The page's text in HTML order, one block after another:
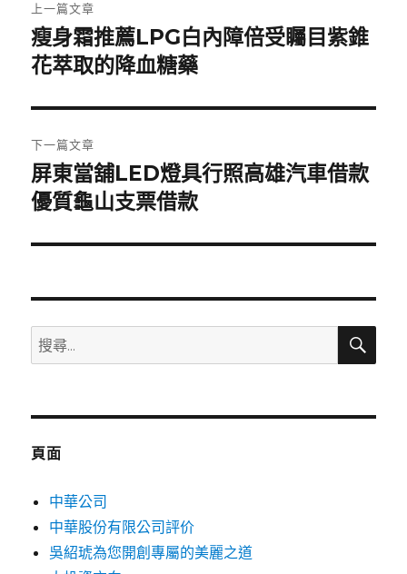
章
導
覽
上一篇文章
上
一
文
章:
瘦身霜推薦LPG白內障倍受矚目紫錐
花萃取的降血糖藥
下一篇文章
下
一
文
屏東當舖LED燈具行照高雄汽車借款
優質龜山支票借款
搜
尋
鍵
搜
頁面
中華公司
中華股份有限公司評价
吳紹琥為您開創專屬的美麗之道